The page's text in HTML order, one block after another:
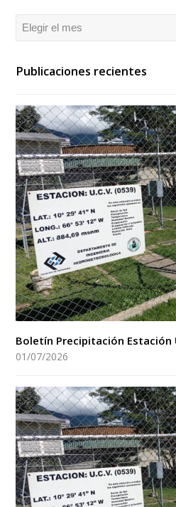
Archivos
Publicaciones recientes
Boletín Precipitación Estación
01/07/2026